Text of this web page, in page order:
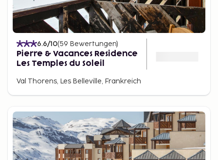
6.6/10(59 Bewertungen)
Pierre & Vacances Residence
Les Temples du Soleil
Val Thorens, Les Belleville, Frankreich